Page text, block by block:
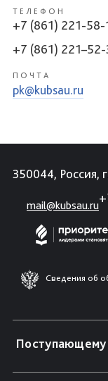
ТЕЛЕФОН
+7 (861) 221-58-
+7 (861) 221–52-
ПОЧТА
pk@kubsau.ru
350044, Россия,
mail@kubsau.ru
Сведения об
Поступающему